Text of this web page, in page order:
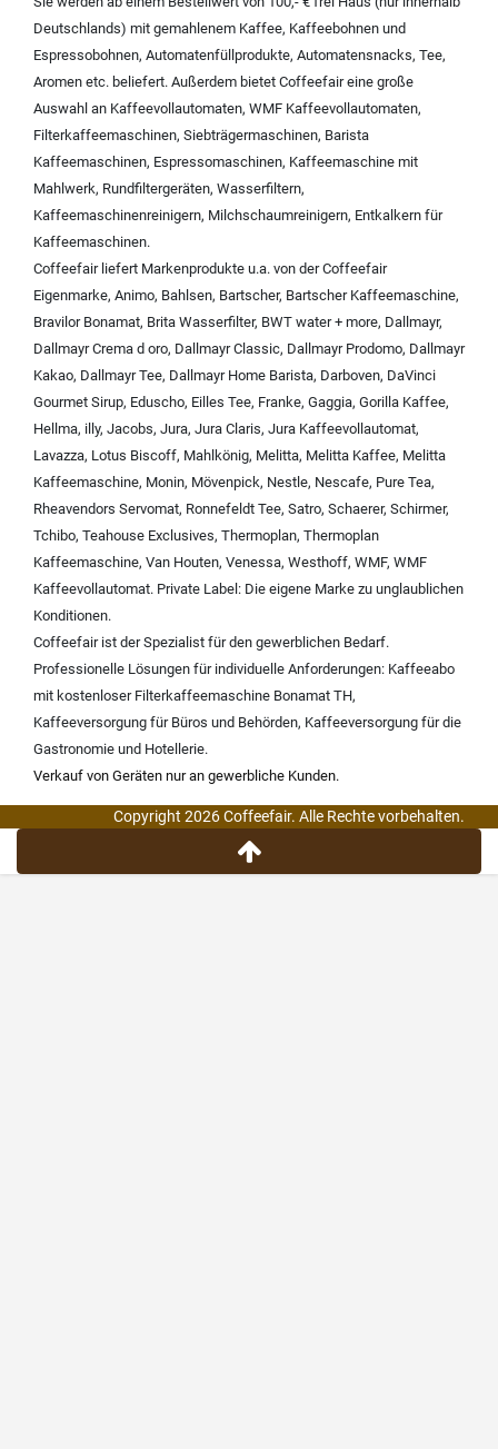
Deutschlands) mit gemahlenem Kaffee, Kaffeebohnen und
Espressobohnen, Automatenfüllprodukte, Automatensnacks, Tee,
Aromen etc. beliefert. Außerdem bietet Coffeefair eine große
Auswahl an Kaffeevollautomaten, WMF Kaffeevollautomaten,
Filterkaffeemaschinen, Siebträgermaschinen, Barista
Kaffeemaschinen, Espressomaschinen, Kaffeemaschine mit
Mahlwerk, Rundfiltergeräten, Wasserfiltern,
Kaffeemaschinenreinigern, Milchschaumreinigern, Entkalkern für
Kaffeemaschinen.
Coffeefair liefert Markenprodukte u.a. von derCoffeefair
Eigenmarke, Animo, Bahlsen, Bartscher, Bartscher Kaffeemaschine,
Bravilor Bonamat, Brita Wasserfilter, BWT water + more, Dallmayr,
Dallmayr Crema d oro, Dallmayr Classic, Dallmayr Prodomo, Dallmayr
Kakao, Dallmayr Tee, Dallmayr Home Barista, Darboven, DaVinci
Gourmet Sirup, Eduscho, Eilles Tee, Franke, Gaggia, Gorilla Kaffee,
Hellma, illy, Jacobs, Jura, Jura Claris, Jura Kaffeevollautomat,
Lavazza, Lotus Biscoff, Mahlkönig, Melitta, Melitta Kaffee, Melitta
Kaffeemaschine, Monin, Mövenpick, Nestle, Nescafe, Pure Tea,
Rheavendors Servomat, Ronnefeldt Tee, Satro, Schaerer, Schirmer,
Tchibo, Teahouse Exclusives, Thermoplan, Thermoplan
Kaffeemaschine, Van Houten, Venessa, Westhoff, WMF, WMF
Kaffeevollautomat. Private Label: Die eigene Marke zu unglaublichen
Konditionen.
Coffeefair ist der Spezialist für den gewerblichen Bedarf.
Professionelle Lösungen für individuelle Anforderungen: Kaffeeabo
mit kostenloser Filterkaffeemaschine Bonamat TH,
Kaffeeversorgung für Büros und Behörden, Kaffeeversorgung für die
Gastronomie und Hotellerie.
Verkauf von Geräten nur an gewerbliche Kunden.
Copyright 2026 Coffeefair. Alle Rechte vorbehalten.